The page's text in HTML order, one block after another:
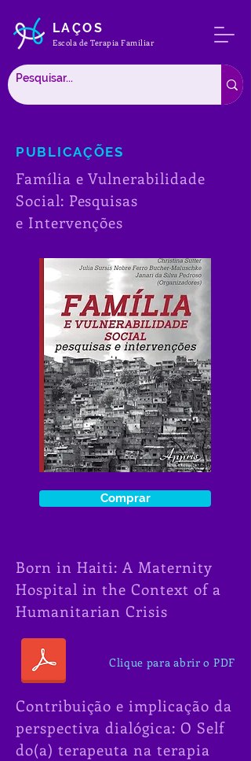
LAÇOS
Escola de Terapia Familiar
PUBLICAÇÕES
Família e Vulnerabilidade
Social: Pesquisas
e Intervenções
Comprar
Born in Haiti: A Maternity
Hospital in the Context of a
Humanitarian Crisis
Clique para abrir o PDF
Contribuição e implicação da
perspectiva dialógica: O Self
do(a) terapeuta na terapia